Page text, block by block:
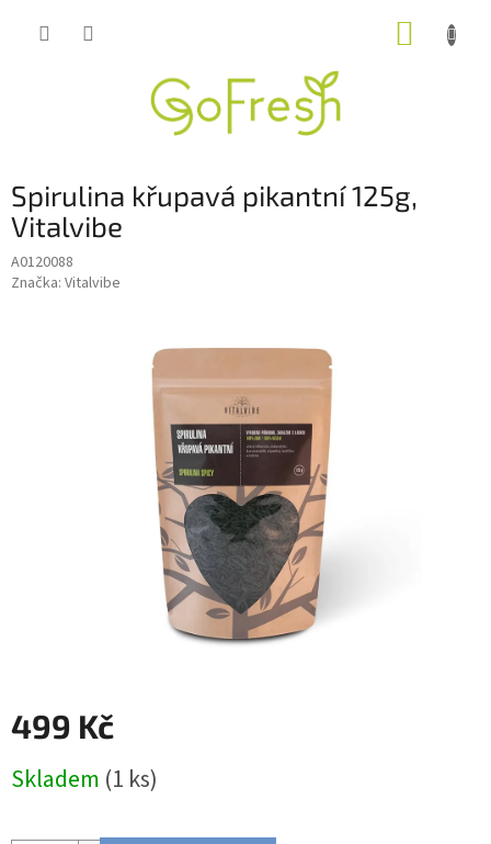
Spirulina křupavá pikantní 125g,
Vitalvibe
A0120088
Značka: Vitalvibe
499 Kč
cena:
Skladem (1 ks)